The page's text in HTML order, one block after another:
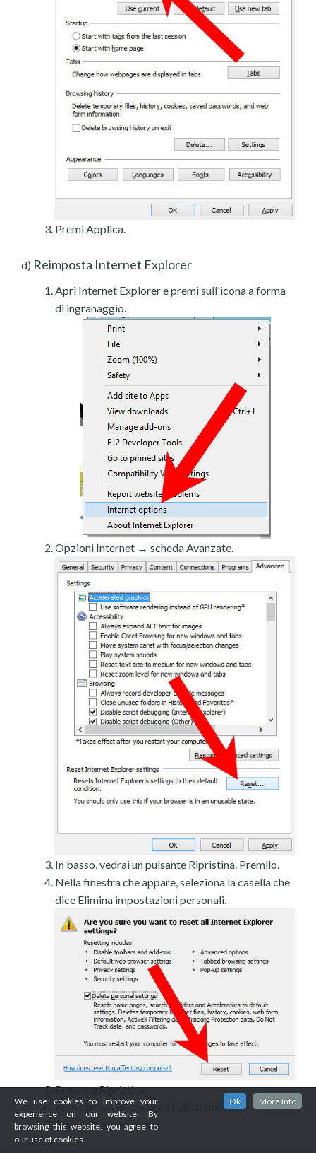
Premi Applica.
d) Reimposta Internet Explorer
Apri Internet Explorer e premi sull'icona a forma
di ingranaggio.
Opzioni Internet → scheda Avanzate.
In basso, vedrai un pulsante Ripristina. Premilo.
Nella finestra che appare, seleziona la casella che
dice Elimina impostazioni personali.
Premere Ripristina.
Fare clic su OK per uscire dalla finestra.
Riavvia il tuo browser.
We use cookies to improve your
experience on our website. By
browsing this website, you agree to
our use of cookies.
Ok More Info